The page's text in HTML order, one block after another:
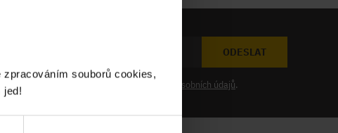
souborů cookies,
jed!
ODESLAT
novinky a souhlasím se zpracováním osobních údajů.